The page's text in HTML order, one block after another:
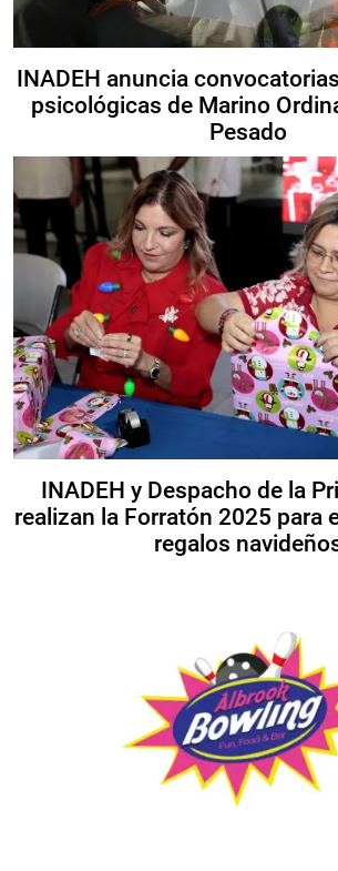
INADEH anuncia
psicológicas de Marino
Pesado
INADEH y Despacho de la
realizan la Forratón 2025 para
regalos